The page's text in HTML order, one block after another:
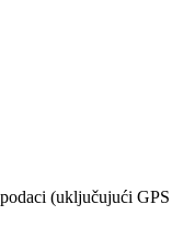
(uključujući